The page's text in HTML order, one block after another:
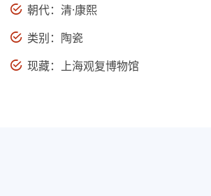
朝代：清·康熙
类别：陶瓷
现藏：上海观复博物馆